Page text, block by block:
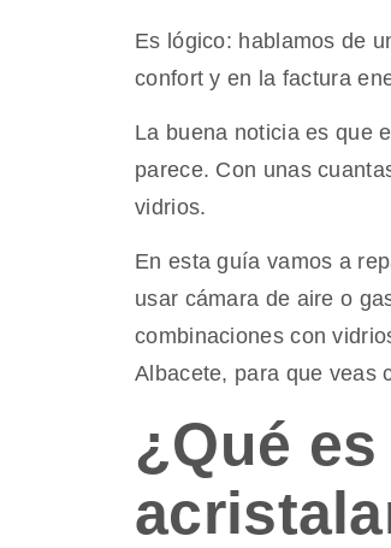
Es lógico: hablamos de
confort y en la factura
La buena noticia es que
parece. Con unas
vidrios.
En esta guía vamos a
usar cámara de aire o
combinaciones con
Albacete, para que veas
¿Qué